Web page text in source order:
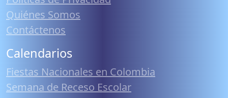
Quiénes Somos
Contáctenos
Calendarios
Fiestas Nacionales en Colombia
Semana de Receso Escolar